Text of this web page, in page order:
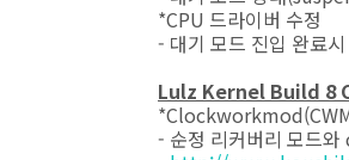
*CPU 드라이버 수정
- 대기 모드 진입 완료
Lulz Kernel Build 8
- 순정 리커버리 모드